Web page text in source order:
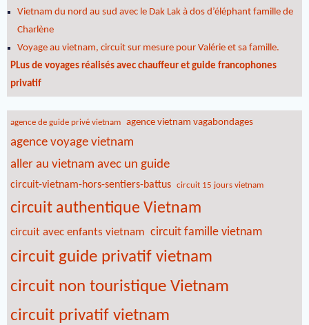
Vietnam du nord au sud avec le Dak Lak à dos d’éléphant famille de
Charlène
Voyage au vietnam, circuit sur mesure pour Valérie et sa famille.
PLus de voyages réalisés avec chauffeur et guide francophones
privatif
agence de guide privé vietnam agence vietnam vagabondages
agence voyage vietnam
aller au vietnam avec un guide
circuit-vietnam-hors-sentiers-battus circuit 15 jours vietnam
circuit authentique Vietnam
circuit avec enfants vietnam circuit famille vietnam
circuit guide privatif vietnam
circuit non touristique Vietnam
circuit privatif vietnam